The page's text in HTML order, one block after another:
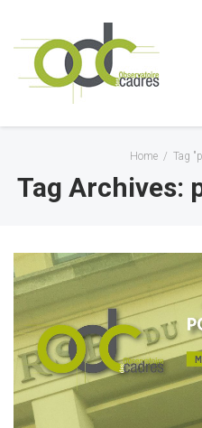
Home / Tag
Tag Archives: